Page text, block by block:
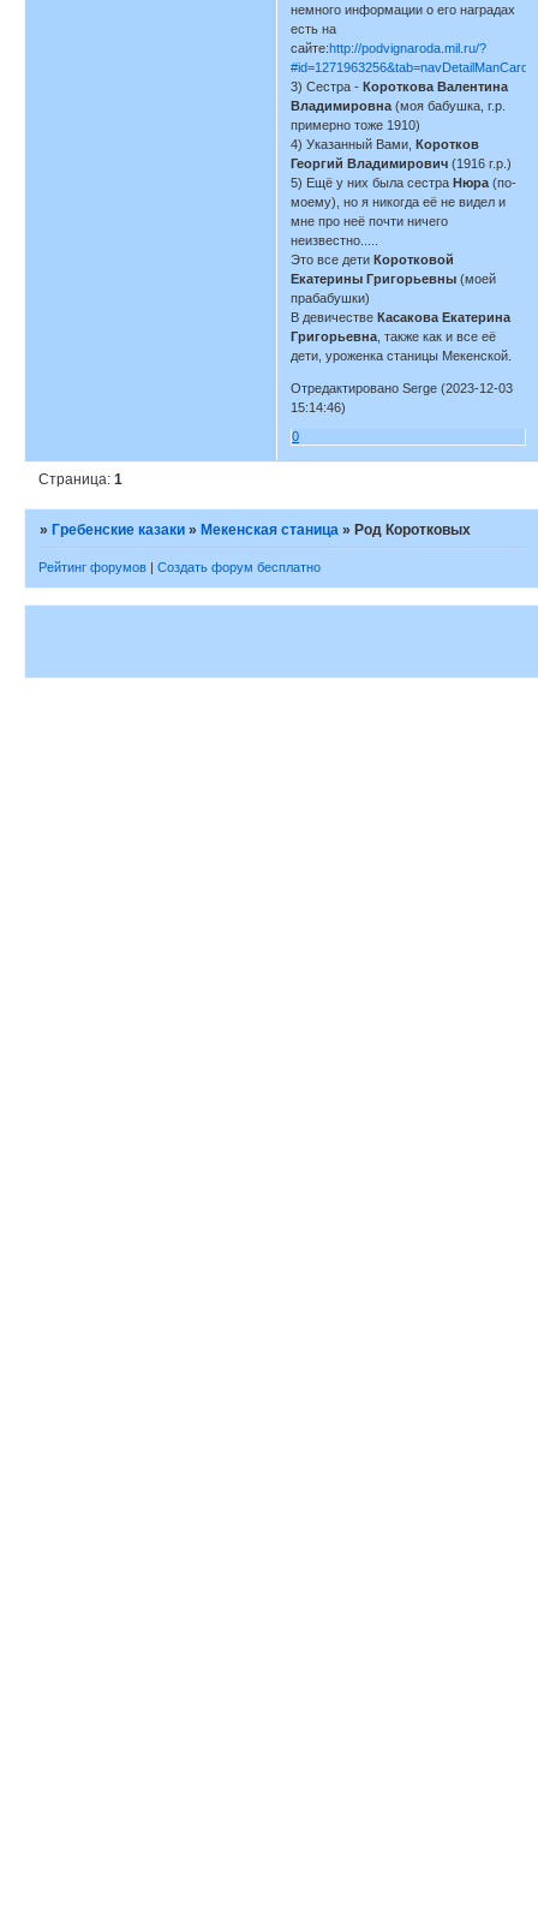
немного информации о его наградах
есть на
сайте:http://podvignaroda.mil.ru/?
#id=1271963256&tab=navDetailManCard
3) Сестра - Короткова Валентина
Владимировна (моя бабушка, г.р.
примерно тоже 1910)
4) Указанный Вами,
Коротков
Георгий Владимирович (1916 г.р.)
5) Ещё у них была сестра Нюра (по-
моему), но я никогда её не видел и
мне про неё почти ничего
неизвестно.....
Это все дети Коротковой
Екатерины Григорьевны (моей
прабабушки)
В девичестве Касакова Екатерина
Григорьевна , также как и все её
дети, уроженка станицы Мекенской.
Отредактировано Serge (2023-12-03
15:14:46)
0
Страница:1
»Гребенские казаки »Мекенская станица »Род Коротковых
Рейтинг форумов Создать форум бесплатно